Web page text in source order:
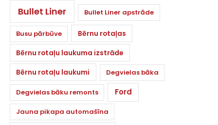
Bullet Liner Bullet Liner apstrāde
Busu pārbūve
Bērnu rotaļas
Bērnu rotaļu laukuma izstrāde
Bērnu rotaļu laukumi
Degvielas bāka
Degvielas bāku remonts Ford
Jauna pikapa automašīna